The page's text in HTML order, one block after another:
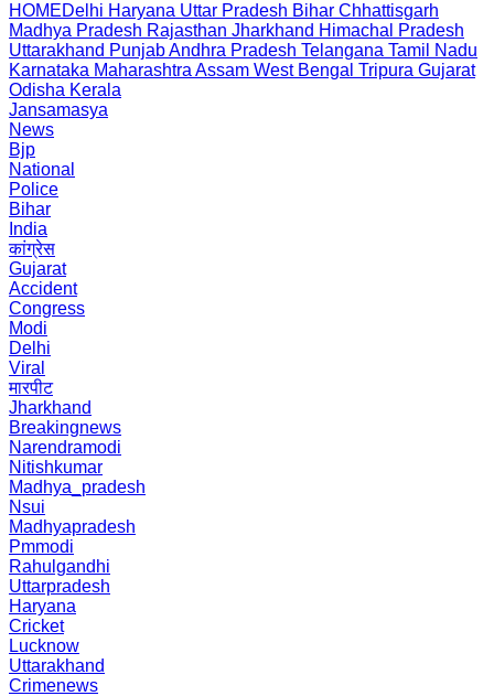
HOMEDelhi Haryana Uttar Pradesh Bihar Chhattisgarh
Madhya Pradesh Rajasthan Jharkhand Himachal Pradesh
Uttarakhand PunjabAndhra Pradesh Telangana Tamil Nadu
Karnataka Maharashtra Assam West Bengal Tripura Gujarat
Odisha Kerala
Jansamasya
News
Bjp
National
Police
Bihar
India
कांग्रेस
Gujarat
Accident
Congress
Modi
Delhi
Viral
मारपीट
Jharkhand
Breakingnews
Narendramodi
Nitishkumar
Madhya_pradesh
Nsui
Madhyapradesh
Pmmodi
Rahulgandhi
Uttarpradesh
Haryana
Cricket
Lucknow
Uttarakhand
Crimenews